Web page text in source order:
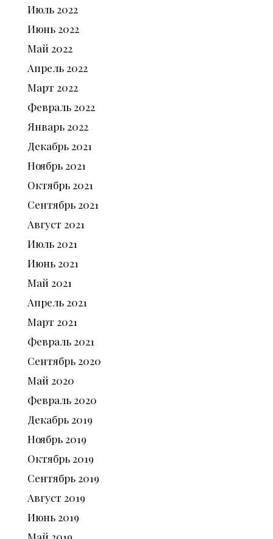
Июль 2022
Июнь 2022
Май 2022
Апрель 2022
Март 2022
Февраль 2022
Январь 2022
Декабрь 2021
Ноябрь 2021
Октябрь 2021
Сентябрь 2021
Август 2021
Июль 2021
Июнь 2021
Май 2021
Апрель 2021
Март 2021
Февраль 2021
Сентябрь 2020
Май 2020
Февраль 2020
Декабрь 2019
Ноябрь 2019
Октябрь 2019
Сентябрь 2019
Август 2019
Июнь 2019